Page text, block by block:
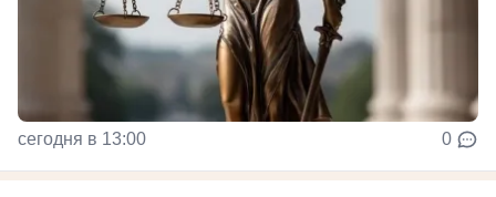
сегодня в 13:00 0